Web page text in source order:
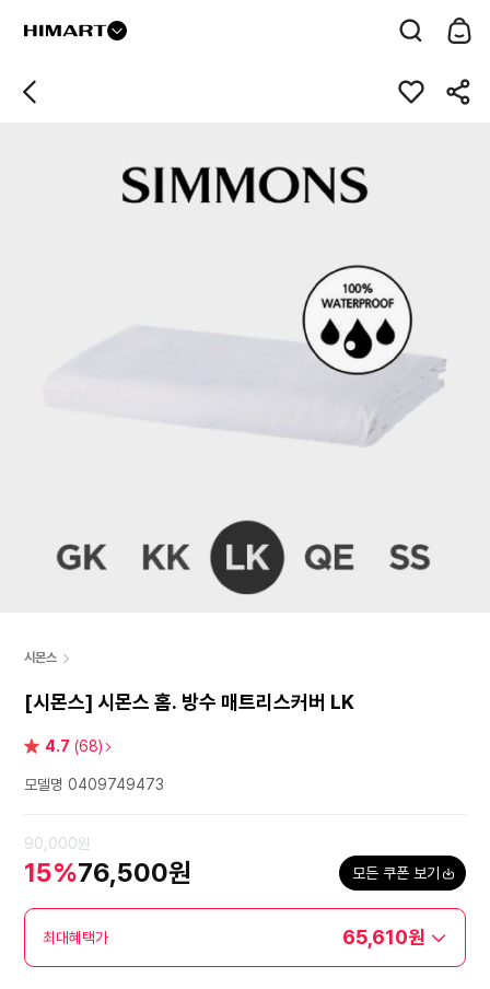
시몬스
[시몬스] 시몬스 홈. 방수 매트리스커버 LK
별 4.7 (68)
모델명 0409749473
90,000원
15%76,500원 모든 쿠폰 보기
최대혜택가 65,610원